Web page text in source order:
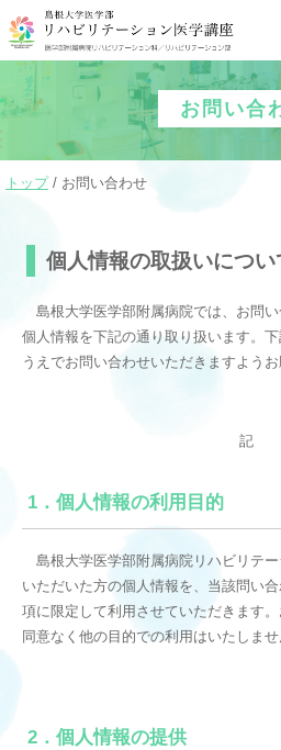
このページの本文へ
お問い合
現
トップ/ お問い合わせ
個人情報の取扱いについ
島根大学医学部附属病院では、お問い
個人情報を下記の通り取り扱います。
うえでお問い合わせいただきますようお
記
1．個人情報の利用目的
島根大学医学部附属病院リハビリテ
いただいた方の個人情報を、当該問い
項に限定して利用させていただきます
同意なく他の目的での利用はいたしませ
2．個人情報の提供